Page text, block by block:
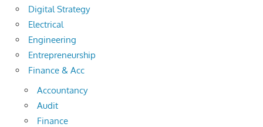
Digital Strategy
Electrical
Engineering
Entrepreneurship
Finance & Acc
Accountancy
Audit
Finance